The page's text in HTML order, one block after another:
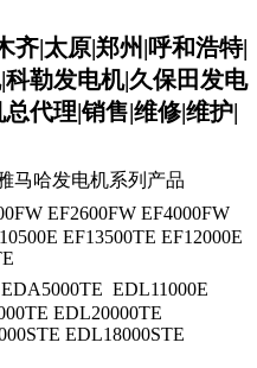
齐|太原|郑州|呼和浩特|
|科勒发电机|久保田发电
代理|销售|维修|维护|
马哈发电机系列产品
EF2600FW EF4000FW
EF13500TE EF12000E
EDL11000E
EDL20000TE
EDL18000STE